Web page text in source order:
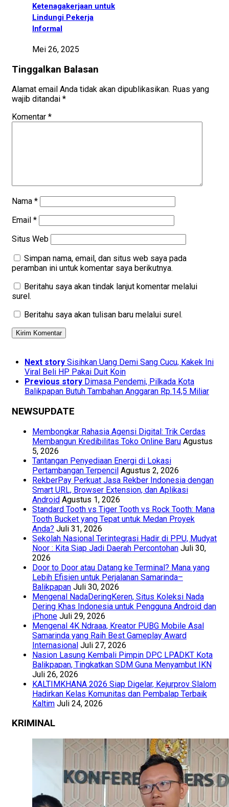
Ketenagakerjaan untuk
Lindungi Pekerja
Informal
Mei 26, 2025
Tinggalkan Balasan
Alamat email Anda tidak akan dipublikasikan. Ruas yang
wajib ditandai *
Komentar *
Nama *
Email *
Situs Web
Simpan nama, email, dan situs web saya pada
peramban ini untuk komentar saya berikutnya.
Beritahu saya akan tindak lanjut komentar melalui
surel.
Beritahu saya akan tulisan baru melalui surel.
Next story Sisihkan Uang Demi Sang Cucu, Kakek Ini
Viral Beli HP Pakai Duit Koin
Previous story Dimasa Pendemi, Pilkada Kota
Balikpapan Butuh Tambahan Anggaran Rp.14,5 Miliar
NEWSUPDATE
Membongkar Rahasia Agensi Digital: Trik Cerdas
Membangun Kredibilitas Toko Online Baru Agustus
5, 2026
Tantangan Penyediaan Energi di Lokasi
Pertambangan Terpencil Agustus 2, 2026
RekberPay Perkuat Jasa Rekber Indonesia dengan
Smart URL, Browser Extension, dan Aplikasi
Android Agustus 1, 2026
Standard Tooth vs Tiger Tooth vs Rock Tooth: Mana
Tooth Bucket yang Tepat untuk Medan Proyek
Anda? Juli 31, 2026
Sekolah Nasional Terintegrasi Hadir di PPU, Mudyat
Noor : Kita Siap Jadi Daerah Percontohan Juli 30,
2026
Door to Door atau Datang ke Terminal? Mana yang
Lebih Efisien untuk Perjalanan Samarinda–
Balikpapan Juli 30, 2026
Mengenal NadaDeringKeren, Situs Koleksi Nada
Dering Khas Indonesia untuk Pengguna Android dan
iPhone Juli 29, 2026
Mengenal 4K Ndraaa, Kreator PUBG Mobile Asal
Samarinda yang Raih Best Gameplay Award
Internasional Juli 27, 2026
Nasion Lasung Kembali Pimpin DPC LPADKT Kota
Balikpapan, Tingkatkan SDM Guna Menyambut IKN
Juli 26, 2026
KALTIMKHANA 2026 Siap Digelar, Kejurprov Slalom
Hadirkan Kelas Komunitas dan Pembalap Terbaik
Kaltim Juli 24, 2026
KRIMINAL